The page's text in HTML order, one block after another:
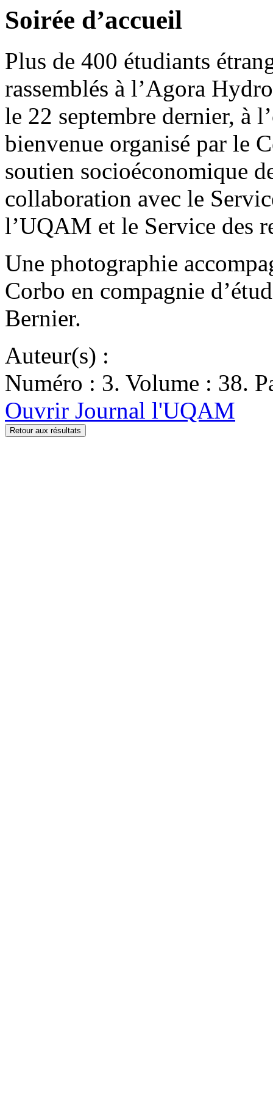
Soirée d’accueil
Plus de 400 étudiants
rassemblés à l’Agora
le 22 septembre dernier, à
bienvenue organisé par le
soutien socioéconomique
collaboration avec le
l’UQAM et le Service des
Une photographie
Corbo en compagnie
Bernier.
Auteur(s) :
Numéro : 3. Volume : 38.
Ouvrir Journal l'UQAM
Retour aux résultats